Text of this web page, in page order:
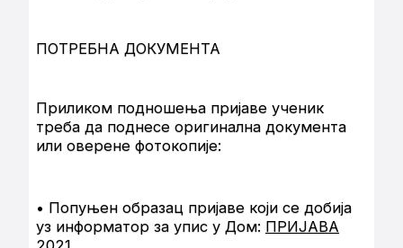
ПОТРЕБНА ДОКУМЕНТА
Приликом подношења пријаве ученик
треба да поднесе оригинална документа
или оверене фотокопије:
• Попуњен образац пријаве који се добија
уз информатор за упис у Дом: ПРИЈАВА